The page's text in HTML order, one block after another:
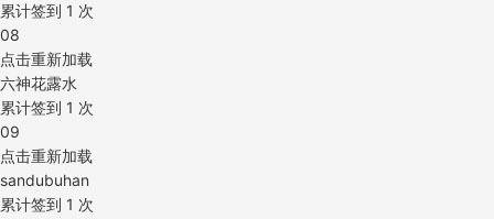
累计签到 1 次
08
点击重新加载
六神花露水
累计签到 1 次
09
点击重新加载
sandubuhan
累计签到 1 次